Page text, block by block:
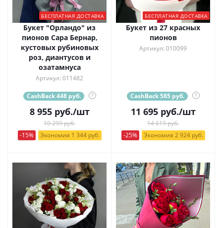
БЕСПЛАТНАЯ ДОСТАВКА
Букет "Орландо" из
пионов Сара Бернар,
кустовых рубиновых
роз, диантусов и
озатамнуса
Артикул: 011482
CashBack 448 руб. ?
8 955руб./шт
10 299 руб.
-15%
Экономия 1 344 руб.
БЕСПЛАТНАЯ ДОСТАВКА
Букет из 27 красных
пионов
Артикул: 010099
CashBack 585 руб. ?
11 695руб./шт
14 619 руб.
-25%
Экономия 2 924 руб.